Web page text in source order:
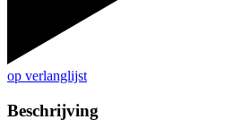
op verlanglijst
Beschrijving